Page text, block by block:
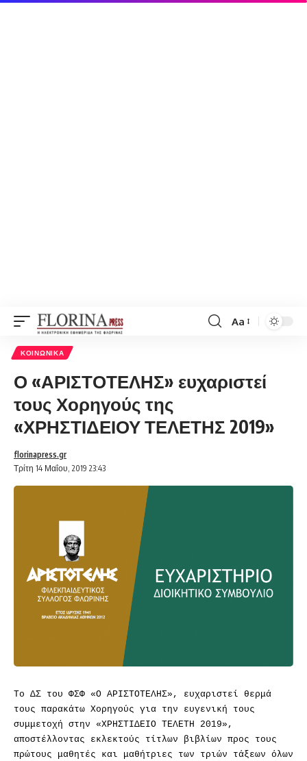
Font
Aa
ΚΟΙΝΩΝΙΚΆ
Ο «ΑΡΙΣΤΟΤΕΛΗΣ» ευχαριστεί
τους Χορηγούς της
«ΧΡΗΣΤΙΔΕΙΟΥ ΤΕΛΕΤΗΣ 2019»
Τρίτη 14 Μαΐου, 2019 23:43
florinapress.gr
Το ΔΣ του ΦΣΦ «Ο ΑΡΙΣΤΟΤΕΛΗΣ», ευχαριστεί θερμά
τους παρακάτω Χορηγούς για την ευγενική τους
συμμετοχή στην «ΧΡΗΣΤΙΔΕΙΟ ΤΕΛΕΤΗ 2019»,
αποστέλλοντας εκλεκτούς τίτλων βιβλίων προς τους
πρώτους μαθητές και μαθήτριες των τριών τάξεων όλων